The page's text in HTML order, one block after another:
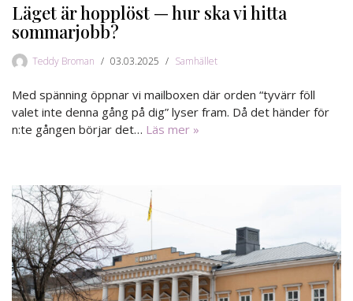
Läget är hopplöst — hur ska vi hitta
sommarjobb?
Teddy Broman 03.03.2025 Samhället
Med spänning öppnar vi mailboxen där orden “tyvärr föll
valet inte denna gång på dig” lyser fram. Då det händer för
n:te gången börjar det… Läs mer »